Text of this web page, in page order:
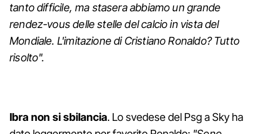
tanto difficile, ma stasera abbiamo un grande
rendez-vous delle stelle del calcio in vista del
Mondiale. L'imitazione di Cristiano Ronaldo? Tutto
risolto".
Ibra non si sbilancia. Lo svedese del Psg a Sky ha